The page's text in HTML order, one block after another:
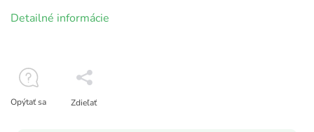
Detailné informácie
Opýtať sa Zdieľať